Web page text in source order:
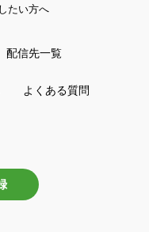
たい方へ
配信先一覧
よくある質問